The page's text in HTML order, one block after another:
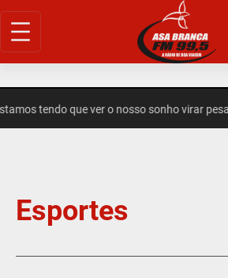
tendo que ver o nosso sonho virar
Esportes